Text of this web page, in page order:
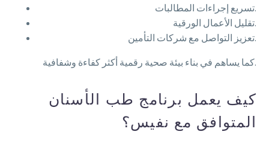
تسريع إجراءات المطالبات.
تقليل الأعمال الورقية.
تعزيز التواصل مع شركات التأمين.
كما يساهم في بناء بيئة صحية رقمية أكثر كفاءة وشفافية.
كيف يعمل برنامج طب الأسنان
المتوافق مع نفيس؟